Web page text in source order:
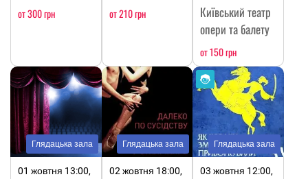
от 300 грн от 210 грн
Київський театр
опери та балету
от 150 грн
Глядацька зала
01 жовтня 13:00,
Глядацька зала
02 жовтня 18:00,
Глядацька зала
03 жовтня 12:00,